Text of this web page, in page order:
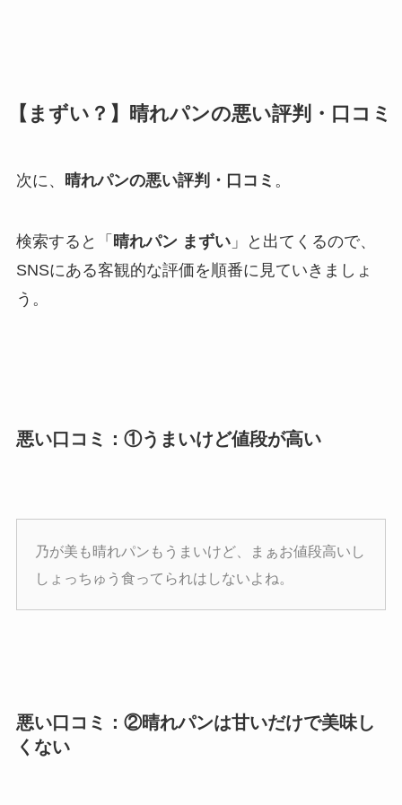
【まずい？】晴れパンの悪い評判・口コミ
次に、 晴れパンの悪い評判・口コミ 。
検索すると「 晴れパン まずい」と出てくるので、
SNSにある客観的な評価を順番に見ていきましょ
う。
悪い口コミ：①うまいけど値段が高い
乃が美も晴れパンもうまいけど、まぁお値段高いし
しょっちゅう食ってられはしないよね。
悪い口コミ：②晴れパンは甘いだけで美味し
くない